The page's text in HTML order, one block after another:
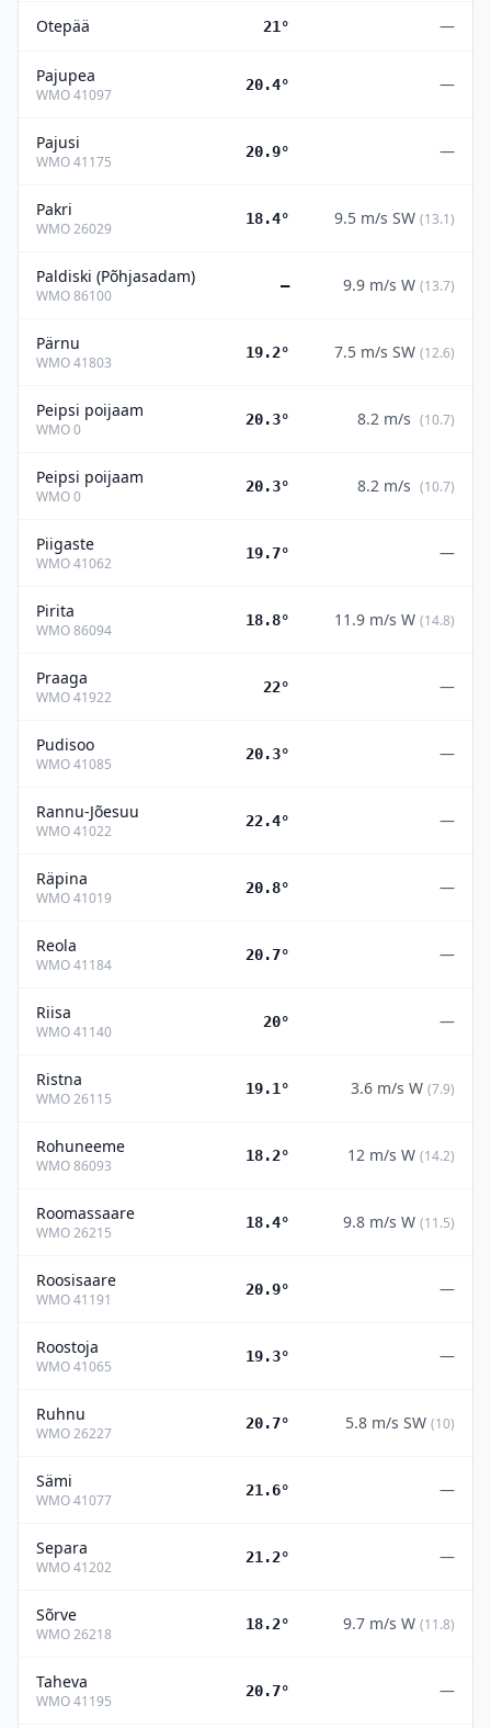
Otepää 21° —
Pajupea
WMO41097
20.4° —
Pajusi
WMO41175
20.9° —
Pakri
WMO26029
18.4° 9.5 m/s SW (13.1)
Paldiski (Põhjasadam)
WMO86100
— 9.9 m/s W (13.7)
Pärnu
WMO41803
19.2° 7.5 m/s SW (12.6)
Peipsi poijaam
WMO0
20.3° 8.2 m/s (10.7)
Peipsi poijaam
WMO0
20.3° 8.2 m/s (10.7)
Piigaste
WMO41062
19.7° —
Pirita
WMO86094
18.8° 11.9 m/s W (14.8)
Praaga
WMO41922
22° —
Pudisoo
WMO41085
20.3° —
Rannu-Jõesuu
WMO41022
22.4° —
Räpina
WMO41019
20.8° —
Reola
WMO41184
20.7° —
Riisa
WMO41140
20° —
Ristna
WMO26115
19.1° 3.6 m/s W (7.9)
Rohuneeme
WMO86093
18.2° 12 m/s W (14.2)
Roomassaare
WMO26215
18.4° 9.8 m/s W (11.5)
Roosisaare
WMO41191
20.9° —
Roostoja
WMO41065
19.3° —
Ruhnu
WMO26227
20.7° 5.8 m/s SW (10)
Sämi
WMO41077
21.6° —
Separa
WMO41202
21.2° —
Sõrve
WMO26218
18.2° 9.7 m/s W (11.8)
Taheva
WMO41195
20.7° —